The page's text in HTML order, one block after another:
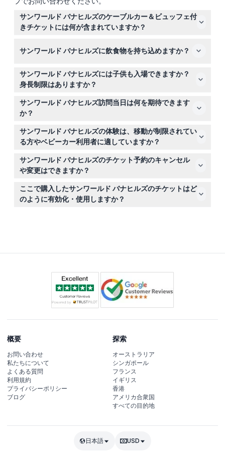
サンワールド バナヒルズのケーブルカー＆ビュッフェ付
きチケットには何が含まれていますか？
放題、選択した日にフォーシーズンズビュッフェでの2時
ャルダン ダムール庭園、ルナキャッスル、ヘリオス寺院
などのアトラクションへの入場が含まれています。
サンワールド バナヒルズに飲食物を持ち込めますか？
いいえ、場内への持ち込み飲食物は禁止されていますの
で、園内のビュッフェや飲食施設をご利用ください。
サンワールド バナヒルズには子供も入場できますか？
身長制限はありますか？
身長99cm未満の子供は無料で入場でき、140cm以上は
大人料金となります。予約前にお子様の身長をご確認の
上、計画を立ててください。
サンワールド バナヒルズ訪問当日は何を期待できます
か？
絶景の山々を望むケーブルカー乗車、有名なゴールデンブ
リッジの訪問、フレンチビレッジや庭園の散策、営業中の
10:30～15:00（閉園の60分前最終入場、変更の場合あり）
のフォーシーズンズレストランでのビュッフェランチをお
楽しみいただけます（予約時にご確認ください）。
サンワールド バナヒルズの体験は、移動が制限されてい
る方やベビーカー利用者に適していますか？
アトラクションはベビーカーや車椅子でのアクセスができ
ないため、移動に制限がある方には適さない可能性があり
ます。
サンワールド バナヒルズのチケット予約のキャンセル
や変更はできますか？
申し訳ありませんが、一度予約が完了するとキャンセル、
返金、変更はできませんので、ご購入前に十分ご確認くだ
さい。
ここで購入したサンワールド バナヒルズのチケットはど
のように有効化・使用しますか？
概要
お問い合わせ
私たちについて
よくある質問
利用規約
プライバシーポリシー
ブログ
探索
オーストラリア
シンガポール
フランス
イギリス
香港
アメリカ合衆国
すべての目的地
日本語 USD